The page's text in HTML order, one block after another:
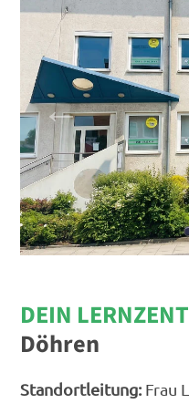
DEIN
Döhren
Standortleitung: Frau